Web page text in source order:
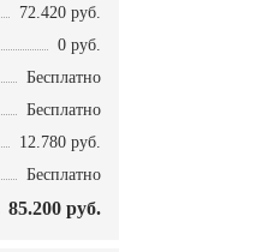
72.420 руб.
0 руб.
Бесплатно
Бесплатно
12.780 руб.
Бесплатно
85.200 руб.